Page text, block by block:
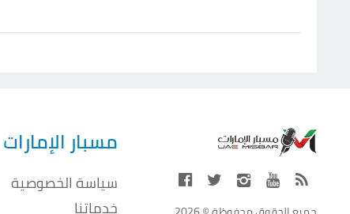
مسبار الإمارات
سياسة الخصوصية
خدماتنا